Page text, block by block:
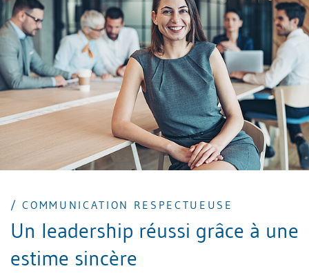
/ COMMUNICATION RESPECTUEUSE
Un leadership réussi grâce à une
estime sincère